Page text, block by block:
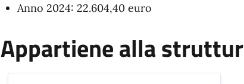
Anno 2024: 22.604,40 euro
Appartiene alla